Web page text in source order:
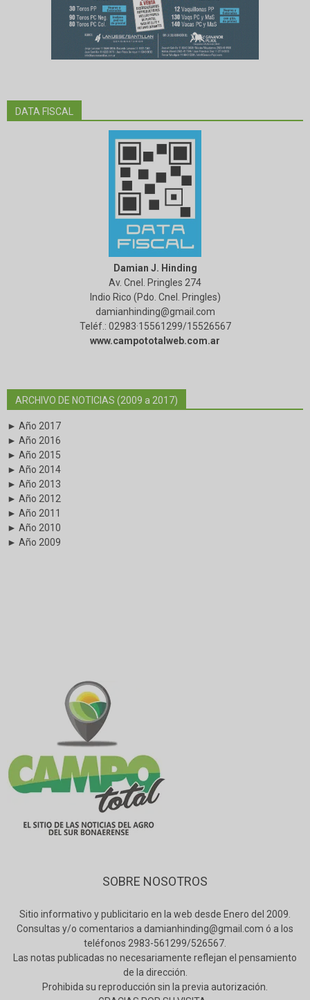
DATA FISCAL
Damian J. Hinding
Av. Cnel. Pringles 274
Indio Rico (Pdo. Cnel. Pringles)
damianhinding@gmail.com
Teléf.: 02983·15561299/15526567
www.campototalweb.com.ar
ARCHIVO DE NOTICIAS (2009 a 2017)
► Año 2017
► Año 2016
► Año 2015
► Año 2014
► Año 2013
► Año 2012
► Año 2011
► Año 2010
► Año 2009
SOBRE NOSOTROS
Sitio informativo y publicitario en la web desde Enero del 2009.
Consultas y/o comentarios a damianhinding@gmail.com ó a los
teléfonos 2983-561299/526567.
Las notas publicadas no necesariamente reflejan el pensamiento
de la dirección.
Prohibida su reproducción sin la previa autorización.